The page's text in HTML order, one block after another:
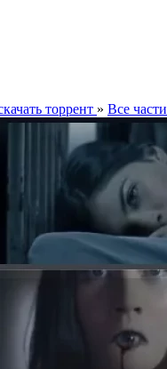
торрент » Все